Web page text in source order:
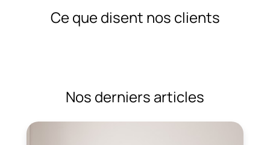
Ce que disent nos clients
Nos derniers articles